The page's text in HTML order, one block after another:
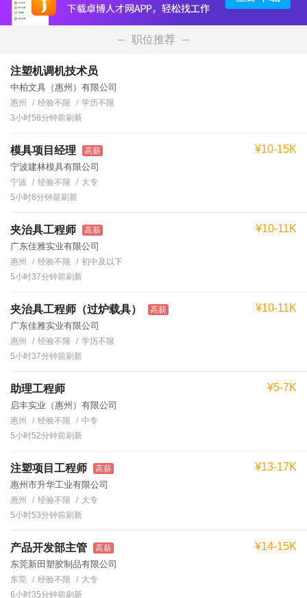
职位推荐
注塑机调机技术员
中柏文具（惠州）有限公司
惠州 经验不限
学历不限
3小时58分钟前刷新
模具项目经理 高薪
宁波建林模具有限公司
¥10-15K
宁波 经验不限
大专
5小时8分钟前刷新
夹治具工程师 高薪
广东佳雅实业有限公司
¥10-11K
惠州 经验不限
初中及以下
5小时37分钟前刷新
夹治具工程师（过炉载具） 高薪
广东佳雅实业有限公司
¥10-11K
惠州 经验不限
学历不限
5小时37分钟前刷新
助理工程师
启丰实业（惠州）有限公司
¥5-7K
惠州 经验不限
中专
5小时52分钟前刷新
注塑项目工程师 高薪
惠州市升华工业有限公司
¥13-17K
惠州 经验不限
大专
5小时53分钟前刷新
产品开发部主管 高薪
东莞新田塑胶制品有限公司
¥14-15K
东莞 经验不限
大专
6小时35分钟前刷新